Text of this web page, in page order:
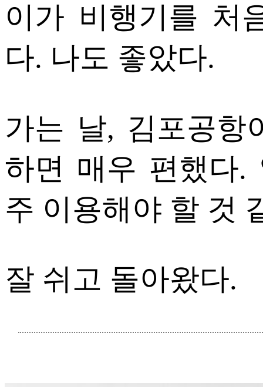
이가 비행기를 처
다. 나도 좋았다.
가는 날, 김포공항
하면 매우 편했다.
주 이용해야 할 것
잘 쉬고 돌아왔다.